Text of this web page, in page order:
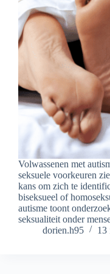
Volwassenen met
seksuele voorkeuren
kans om zich te
biseksueel of
autisme toont
seksualiteit onder
dorien.h95
13